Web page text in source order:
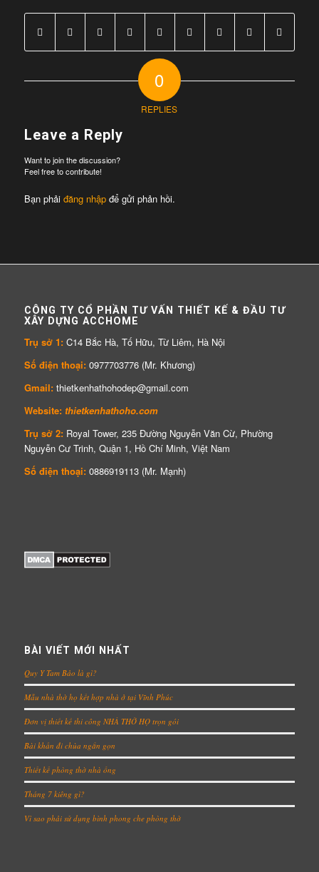
0
REPLIES
Leave a Reply
Want to join the discussion?
Feel free to contribute!
Bạn phải đăng nhậpđể gửi phản hồi.
CÔNG TY CỔ PHẦN TƯ VẤN THIẾT KẾ & ĐẦU TƯ
XÂY DỰNG ACCHOME
Trụ sở 1:C14 Bắc Hà, Tố Hữu, Từ Liêm, Hà Nội
Số điện thoại:0977703776 (Mr. Khương)
Gmail:thietkenhathohodep@gmail.com
Website:thietkenhathoho.com
Trụ sở 2:Royal Tower, 235 Đường Nguyễn Văn Cừ, Phường
Nguyễn Cư Trinh, Quận 1, Hồ Chí Minh, Việt Nam
Số điện thoại:0886919113 (Mr. Mạnh)
BÀI VIẾT MỚI NHẤT
Quy Y Tam Bảo là gì?
Mẫu nhà thờ họ kết hợp nhà ở tại Vĩnh Phúc
Đơn vị thiết kế thi công NHÀ THỜ HỌ trọn gói
Bài khấn đi chùa ngắn gọn
Thiết kế phòng thờ nhà ống
Tháng 7 kiêng gì?
Vì sao phải sử dụng bình phong che phòng thờ